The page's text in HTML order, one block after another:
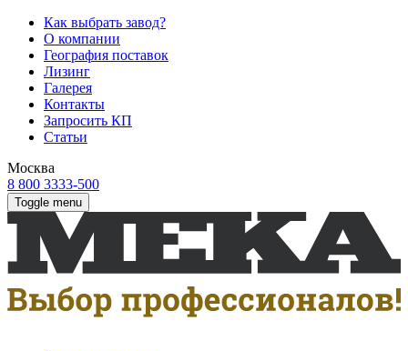
Как выбрать завод?
О компании
География поставок
Лизинг
Галерея
Контакты
Запросить КП
Статьи
Москва
8 800 3333-500
Toggle menu